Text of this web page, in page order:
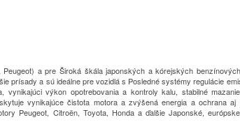
a pre Široká škála japonských a kórejských
prísady a sú ideálne pre vozidlá s Posledné systémy regulácie
vynikajúci výkon opotrebovania a kontroly kalu, stabilné
vynikajúce čistota motora a zvýšená energia a ochrana aj
Peugeot, Citroën, Toyota, Honda a ďalšie Japonské,